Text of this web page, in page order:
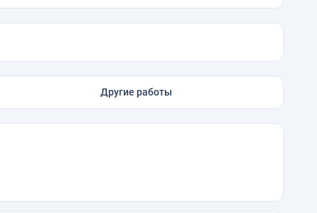
Другие работы